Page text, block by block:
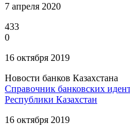
7 апреля 2020
433
0
16 октября 2019
Новости банков Казахстана
Справочник банковских
Республики Казахстан
16 октября 2019